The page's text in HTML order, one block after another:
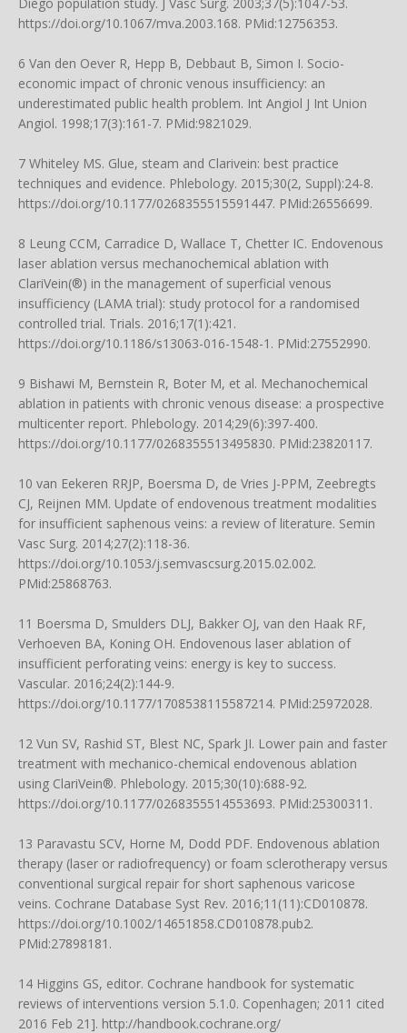
https://doi.org/10.1067/mva.2003.168. PMid:12756353.
6 Van den Oever R, Hepp B, Debbaut B, Simon I. Socio-
economic impact of chronic venous insufficiency: an
underestimated public health problem. Int Angiol J Int Union
Angiol. 1998;17(3):161-7. PMid:9821029.
7 Whiteley MS. Glue, steam and Clarivein: best practice
techniques and evidence. Phlebology. 2015;30(2, Suppl):24-8.
https://doi.org/10.1177/0268355515591447. PMid:26556699.
8 Leung CCM, Carradice D, Wallace T, Chetter IC. Endovenous
laser ablation versus mechanochemical ablation with
ClariVein(®) in the management of superficial venous
insufficiency (LAMA trial): study protocol for a randomised
controlled trial. Trials. 2016;17(1):421.
https://doi.org/10.1186/s13063-016-1548-1 . PMid:27552990.
9 Bishawi M, Bernstein R, Boter M, et al. Mechanochemical
ablation in patients with chronic venous disease: a prospective
multicenter report. Phlebology. 2014;29(6):397-400.
https://doi.org/10.1177/0268355513495830. PMid:23820117.
10 van Eekeren RRJP, Boersma D, de Vries J-PPM, Zeebregts
CJ, Reijnen MM. Update of endovenous treatment modalities
for insufficient saphenous veins: a review of literature. Semin
Vasc Surg. 2014;27(2):118-36.
https://doi.org/10.1053/j.semvascsurg.2015.02.002.
PMid:25868763.
11 Boersma D, Smulders DLJ, Bakker OJ, van den Haak RF,
Verhoeven BA, Koning OH. Endovenous laser ablation of
insufficient perforating veins: energy is key to success.
Vascular. 2016;24(2):144-9.
https://doi.org/10.1177/1708538115587214. PMid:25972028.
12 Vun SV, Rashid ST, Blest NC, Spark JI. Lower pain and faster
treatment with mechanico-chemical endovenous ablation
using ClariVein®. Phlebology. 2015;30(10):688-92.
https://doi.org/10.1177/0268355514553693. PMid:25300311.
13 Paravastu SCV, Horne M, Dodd PDF. Endovenous ablation
therapy (laser or radiofrequency) or foam sclerotherapy versus
conventional surgical repair for short saphenous varicose
veins. Cochrane Database Syst Rev. 2016;11(11):CD010878.
https://doi.org/10.1002/14651858.CD010878.pub2.
PMid:27898181.
14 Higgins GS, editor. Cochrane handbook for systematic
reviews of interventions version 5.1.0. Copenhagen; 2011 cited
2016 Feb 21]. http://handbook.cochrane.org/